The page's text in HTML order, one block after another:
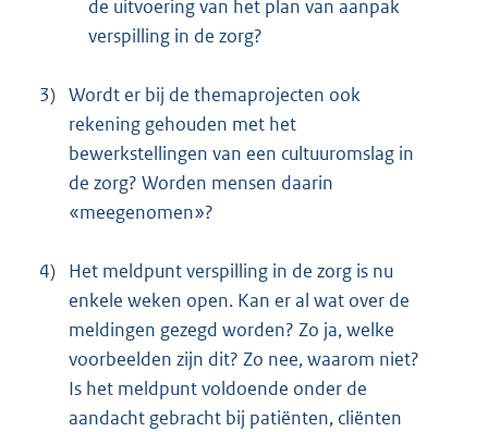
de uitvoering van het plan van aanpak
verspilling in de zorg?
3) Wordt er bij de themaprojecten ook
rekening gehouden met het
bewerkstellingen van een cultuuromslag in
de zorg? Worden mensen daarin
«meegenomen»?
4) Het meldpunt verspilling in de zorg is nu
enkele weken open. Kan er al wat over de
meldingen gezegd worden? Zo ja, welke
voorbeelden zijn dit? Zo nee, waarom niet?
Is het meldpunt voldoende onder de
aandacht gebracht bij patiënten, cliënten